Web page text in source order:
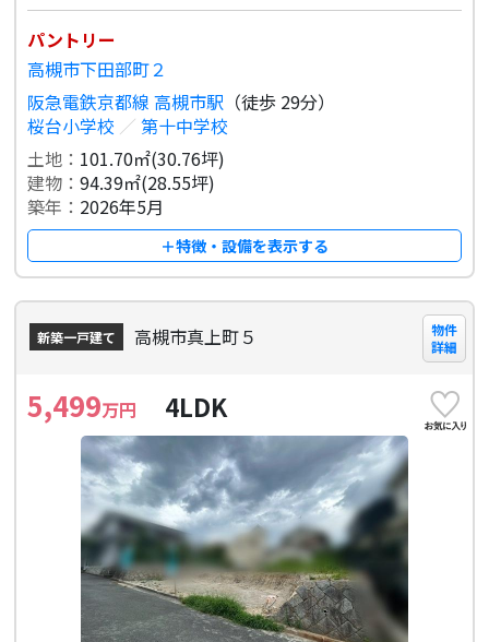
パントリー
高槻市下田部町２
阪急電鉄京都線 高槻市駅 （徒歩 29分）
桜台小学校 ／ 第十中学校
土地： 101.70㎡(30.76坪)
建物：94.39㎡(28.55坪)
築年： 2026年5月
＋特徴・設備を表示する
新築一戸建て 高槻市真上町５
物件
詳細
5,499万円 4LDK